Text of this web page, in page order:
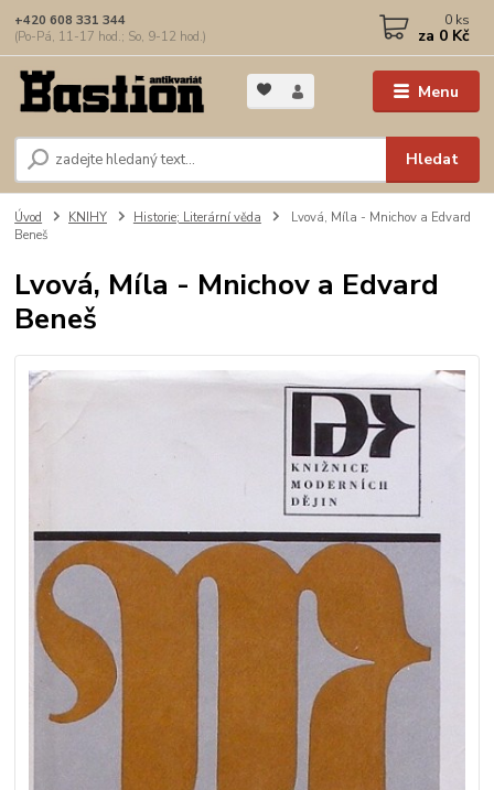
Menu
Hledat
+420 608 331 344
(Po-Pá, 11-17 hod.; So, 9-12 hod.)
0 ks
za 0 Kč
Úvod KNIHY Historie; Literární věda
Lvová, Míla - Mnichov a Edvard
Beneš
Lvová, Míla - Mnichov a Edvard
Beneš